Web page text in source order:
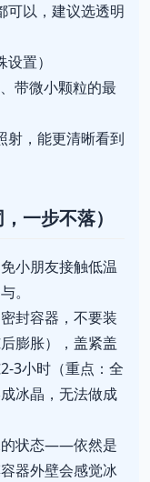
可以，建议选透明
置）
带微小颗粒的最
射，能更清晰看到
一步不落）
小朋友接触低温
。
封容器，不要装
膨胀），盖紧盖
3小时（重点：全
冰晶，无法做成
的状态——依然是
器外壁会感觉冰